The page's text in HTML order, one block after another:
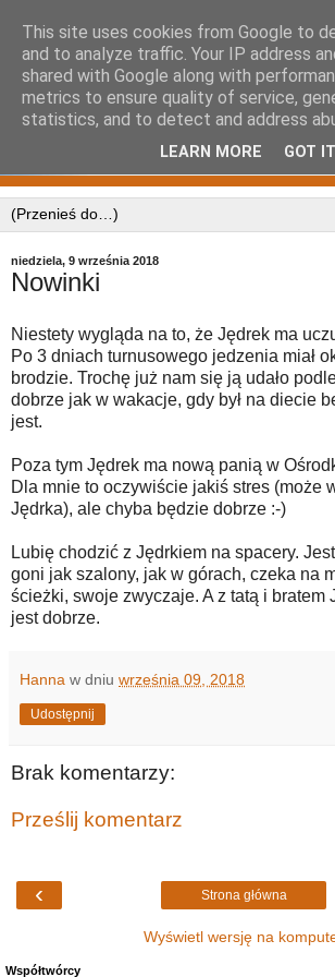
niedziela, 9 września 2018
Nowinki
Niestety wygląda na to, że Jędrek ma
Po 3 dniach turnusowego jedzenia miał
brodzie. Trochę już nam się ją udało
dobrze jak w wakacje, gdy był na diecie
jest.
Poza tym Jędrek ma nową panią w
Dla mnie to oczywiście jakiś stres (może
Jędrka), ale chyba będzie dobrze :-)
Lubię chodzić z Jędrkiem na spacery.
goni jak szalony, jak w górach, czeka na
ścieżki, swoje zwyczaje. A z tatą i bratem
jest dobrze.
Hanna w dniu września 09, 2018
Udostępnij
Brak komentarzy:
Prześlij komentarz
‹ Strona główna
Wyświetl wersję na
Współtwórcy
This site uses cookies from Google to
and to analyze traffic. Your IP address
shared with Google along with
metrics to ensure quality of service,
statistics, and to detect and address
LEARN MORE GOT IT